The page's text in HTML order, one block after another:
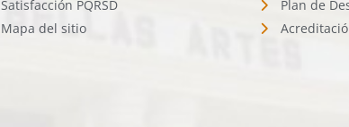
Satisfacción PQRSD
Mapa del sitio
Plan de